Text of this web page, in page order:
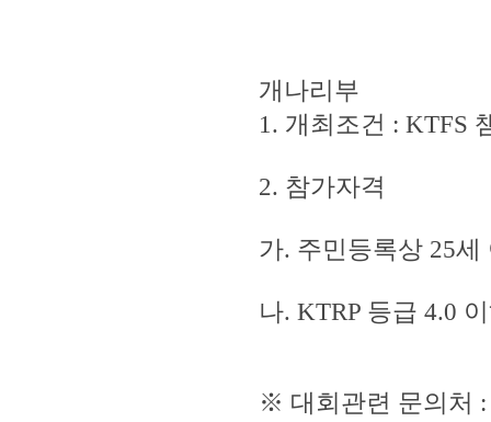
개나리부
1. 개최조건 : KTFS
2. 참가자격
가. 주민등록상 25세
나. KTRP 등급 4.0
※ 대회관련 문의처 :